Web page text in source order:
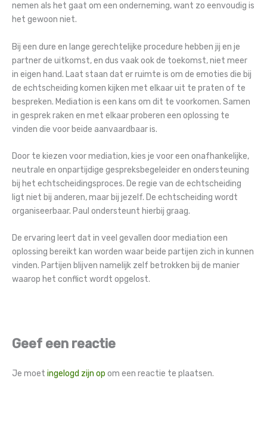
nemen als het gaat om een onderneming, want zo eenvoudig is
het gewoon niet.
Bij een dure en lange gerechtelijke procedure hebben jij en je
partner de uitkomst, en dus vaak ook de toekomst, niet meer
in eigen hand. Laat staan dat er ruimte is om de emoties die bij
de echtscheiding komen kijken met elkaar uit te praten of te
bespreken. Mediation is een kans om dit te voorkomen. Samen
in gesprek raken en met elkaar proberen een oplossing te
vinden die voor beide aanvaardbaar is.
Door te kiezen voor mediation, kies je voor een onafhankelijke,
neutrale en onpartijdige gespreksbegeleider en ondersteuning
bij het echtscheidingsproces. De regie van de echtscheiding
ligt niet bij anderen, maar bij jezelf. De echtscheiding wordt
organiseerbaar. Paul ondersteunt hierbij graag.
De ervaring leert dat in veel gevallen door mediation een
oplossing bereikt kan worden waar beide partijen zich in kunnen
vinden. Partijen blijven namelijk zelf betrokken bij de manier
waarop het conflict wordt opgelost.
Geef een reactie
Je moet ingelogd zijn op om een reactie te plaatsen.